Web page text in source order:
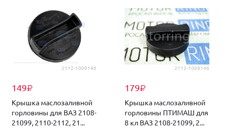
2112-1009146
149₽
Крышка маслозаливной
горловины для ВАЗ 2108-
21099, 2110-2112, 21...
2112-1009146
179₽
Крышка маслозаливной
горловины ПТИМАШ для
8 кл ВАЗ 2108-21099, 2...